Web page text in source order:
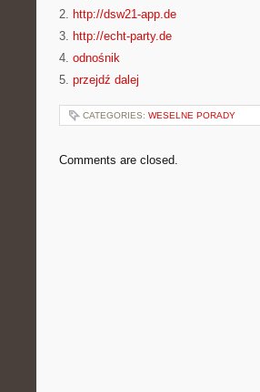
2. http://dsw21-app.de
3. http://echt-party.de
4. odnośnik
5. przejdź dalej
CATEGORIES: WESELNE PORADY
Comments are closed.